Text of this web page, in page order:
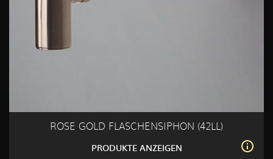
ROSE GOLD FLASCHENSIPHON (42LL)
PRODUKTE ANZEIGEN